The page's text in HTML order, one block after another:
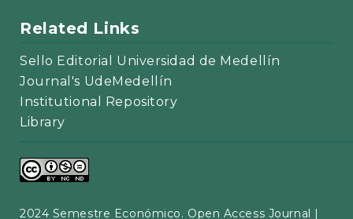
Related Links
Sello Editorial Universidad de Medellín
Journal's UdeMedellín
Institutional Repository
Library
2024 Semestre Económico. Open Access Journal |